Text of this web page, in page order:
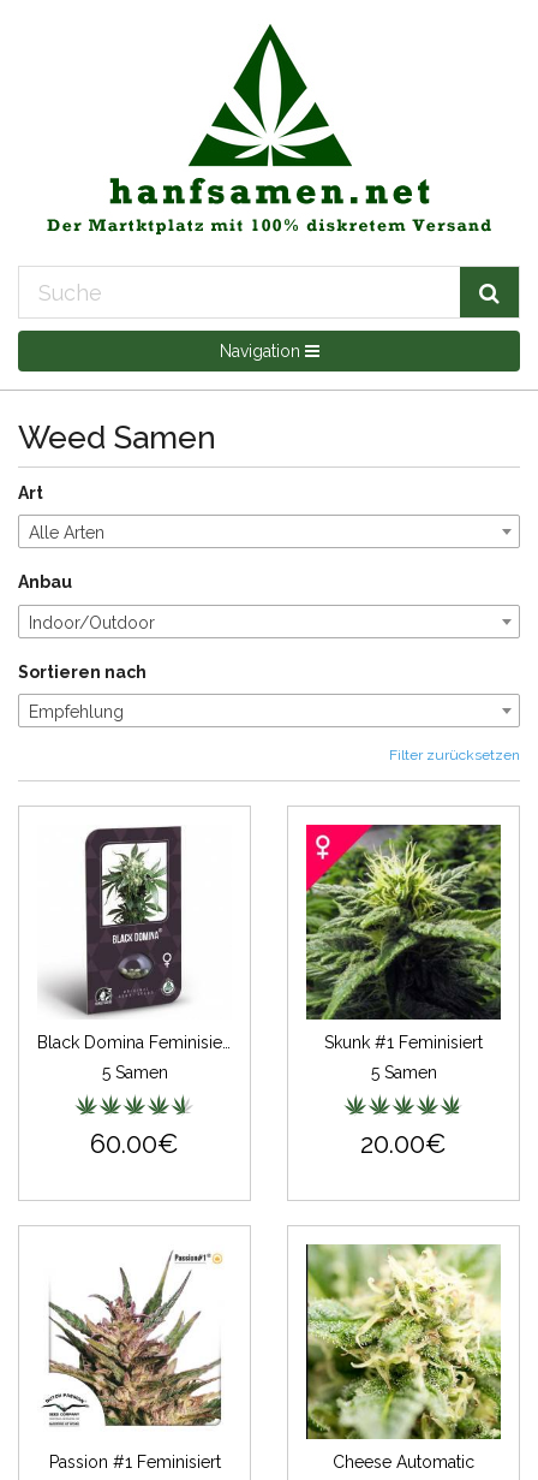
Navigation
Weed Samen
Art
Alle Arten
Anbau
Indoor/Outdoor
Sortieren nach
Empfehlung
Filter zurücksetzen
5 Samen
60.00€
Skunk #1 Feminisiert
5 Samen
20.00€
Passion #1 Feminisiert
Cheese Automatic